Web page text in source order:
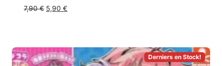
7,90€ 5,90 €
Derniers en Stock!